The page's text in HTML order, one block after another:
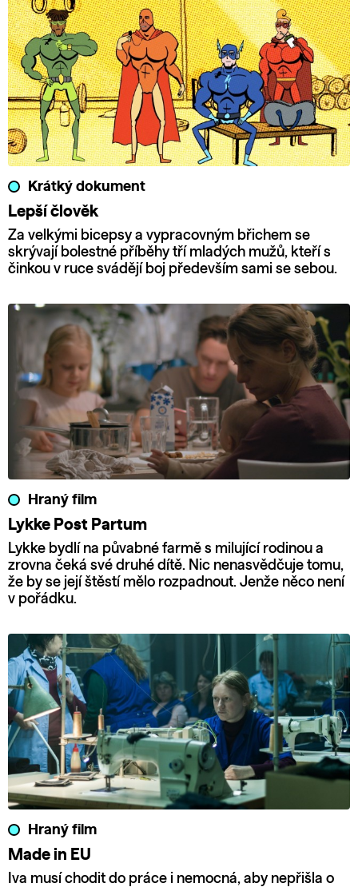
Krátký dokument
Lepší člověk
Za velkými bicepsy a vypracovným břichem se
skrývají bolestné příběhy tří mladých mužů, kteří s
činkou v ruce svádějí boj především sami se sebou.
Hraný film
Lykke Post Partum
Lykke bydlí na půvabné farmě s milující rodinou a
zrovna čeká své druhé dítě. Nic nenasvědčuje tomu,
že by se její štěstí mělo rozpadnout. Jenže něco není
v pořádku.
Hraný film
Made in EU
Iva musí chodit do práce i nemocná, aby nepřišla o